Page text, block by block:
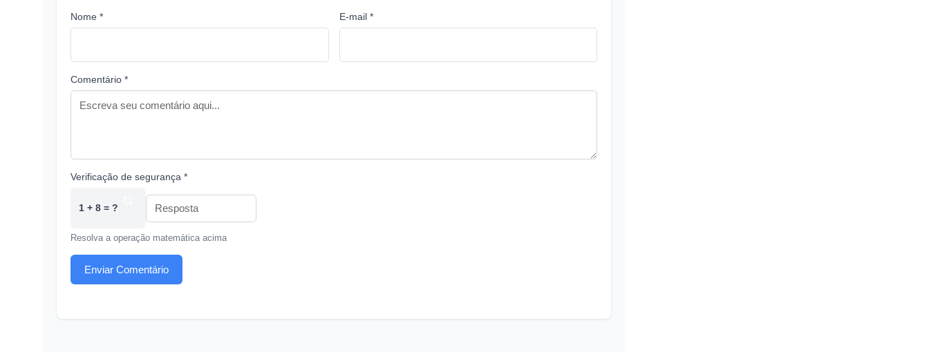
Nome * E-mail *
Comentário *
Verificação de segurança *
1 + 8 = ?
Resolva a operação matemática acima
Enviar Comentário